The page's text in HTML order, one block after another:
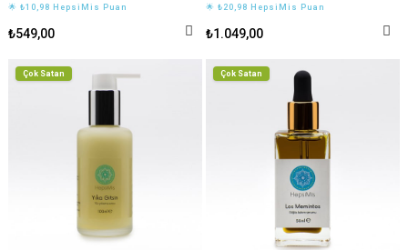
🌟 ₺10,98 HepsiMis Puan
₺549,00
🌟 ₺20,98 HepsiMis Puan
₺1.049,00
Çok Satan Çok Satan